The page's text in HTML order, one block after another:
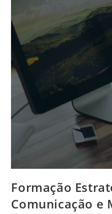
Formação
Comunicação e